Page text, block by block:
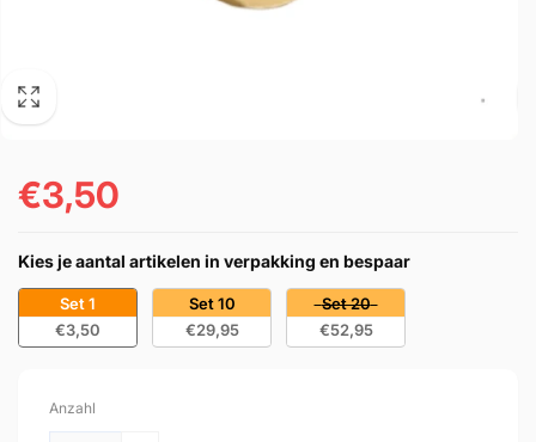
Normaler
€3,50
Kies je aantal artikelen in verpakking en bespaar
Set 1
€3,50
Set 10
€29,95
Set 20
€52,95
Anzahl